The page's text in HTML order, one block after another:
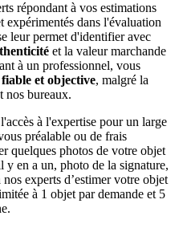
répondant à vos estimations
expérimentés dans l'évaluation
leur permet d'identifier avec
et la valeur marchande
à un professionnel, vous
et objective, malgré la
nos bureaux.
à l'expertise pour un large
préalable ou de frais
quelques photos de votre objet
y en a un, photo de la signature,
experts d’estimer votre objet
à 1 objet par demande et 5